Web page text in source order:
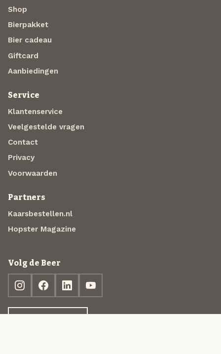
Shop
Bierpakket
Bier cadeau
Giftcard
Aanbiedingen
Service
Klantenservice
Veelgestelde vragen
Contact
Privacy
Voorwaarden
Partners
Kaarsbestellen.nl
Hopster Magazine
Volg de Beer